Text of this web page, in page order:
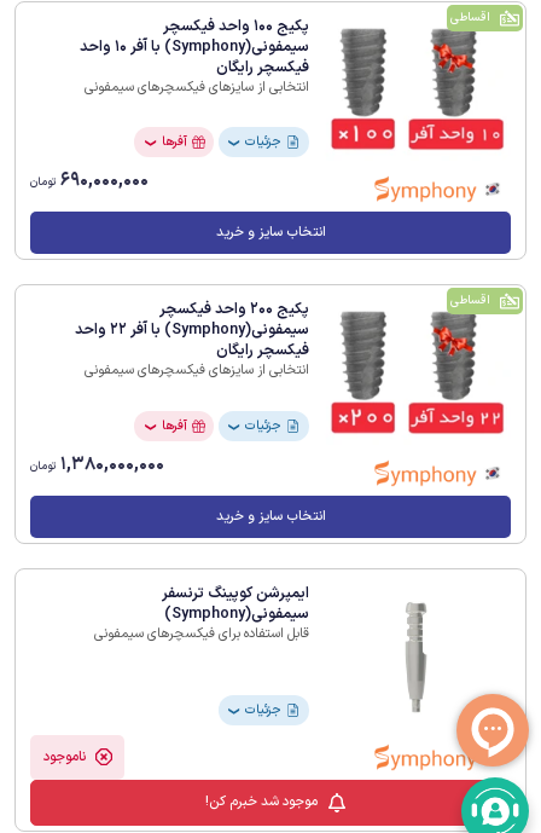
اقساطی
پکیج 100 واحد فیکسچر
سیمفونی(Symphony) با آفر 10 واحد
فیکسچر رایگان
انتخابی از سایزهای فیکسچرهای سیمفونی
جزئیات ❯ آفرها ❯
690,000,000 تومان
انتخاب سایز و خرید
اقساطی
پکیج 200 واحد فیکسچر
سیمفونی(Symphony) با آفر 22 واحد
فیکسچر رایگان
انتخابی از سایزهای فیکسچرهای سیمفونی
جزئیات ❯ آفرها ❯
1,380,000,000 تومان
انتخاب سایز و خرید
ایمپرشن کوپینگ ترنسفر
سیمفونی(Symphony)
قابل استفاده برای فیکسچرهای سیمفونی
جزئیات ❯
ناموجود
موجود شد خبرم کن!